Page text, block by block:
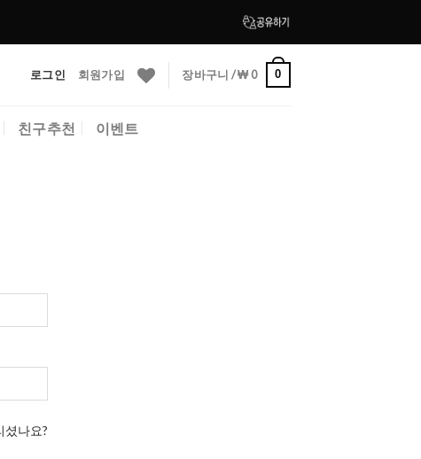
로그인 회원가입 장바구니 /₩0 0
친구추천 이벤트
셨나요?